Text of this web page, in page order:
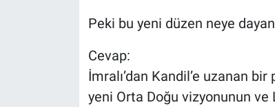
Peki bu yeni düzen neye
Cevap:
İmralı’dan Kandil’e uzanan
yeni Orta Doğu vizyonunun ve